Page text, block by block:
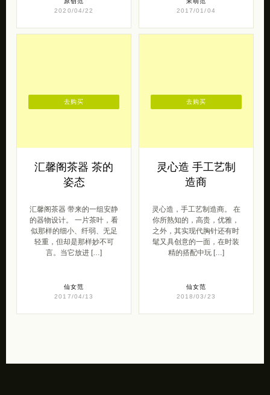
2020/04/22
2017/01/04
汇馨阁茶器 茶的
姿态
汇馨阁茶器 带来的一组安静
的器物设计。 一片茶叶，看
似那样的细小、纤弱、无足
轻重，但却是那样妙不可
言。当它放进 […]
仙女范
2017/04/13
去购买
灵心造 手工艺制
造商
灵心造，手工艺制造商。 在
你所熟知的，高贵，优雅，
之外，其实现代胸针还有时
髦又具创意的一面，在时装
精的搭配中玩 […]
仙女范
2018/03/23
去购买